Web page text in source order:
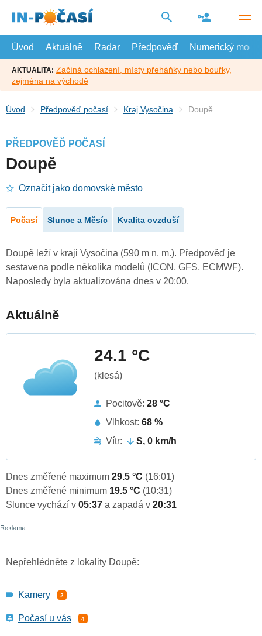
hlavní
Úvod
Aktuálně Radar Předpověď Numerický model
AKTUALITA: Začíná ochlazení, místy přeháňky nebo bouřky,
zejména na východě
Úvod Předpověď počasí Kraj Vysočina Doupě
PŘEDPOVĚĎ POČASÍ
Doupě
Označit jako domovské město
Počasí Slunce a Měsíc Kvalita ovzduší
Doupě leží v kraji Vysočina (590 m n. m.). Předpověď je
sestavena podle několika modelů (ICON, GFS, ECMWF).
Naposledy byla aktualizována dnes v 20:00.
Aktuálně
24.1 °C
(klesá)
Pocitově: 28 °C
Vlhkost: 68 %
Vítr:
S, 0 km/h
Dnes změřené maximum 29.5 °C (16:01)
Dnes změřené minimum 19.5 °C (10:31)
Slunce vychází v 05:37 a zapadá v 20:31
Nepřehlédněte z lokality Doupě:
Kamery 2
Počasí u vás 4